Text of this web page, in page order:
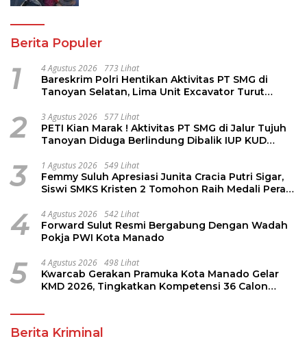
Berita Populer
1 4 Agustus 2026 773 Lihat
Bareskrim Polri Hentikan Aktivitas PT SMG di
Tanoyan Selatan, Lima Unit Excavator Turut
2 3 Agustus 2026 577 Lihat
PETI Kian Marak ! Aktivitas PT SMG di Jalur Tujuh
Tanoyan Diduga Berlindung Dibalik IUP KUD
3 1 Agustus 2026 549 Lihat
Femmy Suluh Apresiasi Junita Cracia Putri Sigar,
Siswi SMKS Kristen 2 Tomohon Raih Medali Perak
4 4 Agustus 2026 542 Lihat
Forward Sulut Resmi Bergabung Dengan Wadah
Pokja PWI Kota Manado
5 4 Agustus 2026 498 Lihat
Kwarcab Gerakan Pramuka Kota Manado Gelar
KMD 2026, Tingkatkan Kompetensi 36 Calon
Berita Kriminal